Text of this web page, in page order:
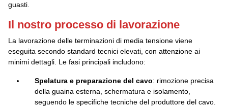
DIMENSIONI E PESO BOBINE
guasti.
Il nostro processo di lavorazione
La lavorazione delle terminazioni di media tensione viene
eseguita secondo standard tecnici elevati, con attenzione ai
minimi dettagli. Le fasi principali includono:
Spelatura e preparazione del cavo: rimozione precisa
della guaina esterna, schermatura e isolamento,
seguendo le specifiche tecniche del produttore del cavo.